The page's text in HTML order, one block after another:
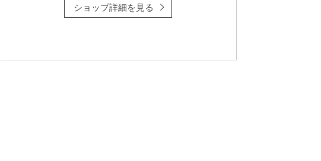
ショップ詳細を見る